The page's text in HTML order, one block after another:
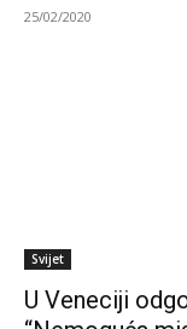
25/02/2020
Svijet
U Veneciji